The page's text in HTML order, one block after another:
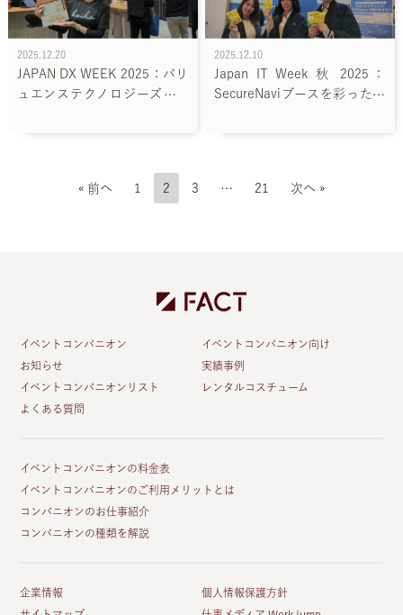
2025.12.20
JAPAN DX WEEK 2025：バリ
ュエンステクノロジーズのAI
2025.12.10
Japan IT Week 秋 2025：
SecureNaviブースを彩った株
« 前へ 1 2 3 … 21 次へ »
イベントコンパニオン
イベントコンパニオン向け
お知らせ
実績事例
イベントコンパニオンリスト
レンタルコスチューム
よくある質問
イベントコンパニオンの料金表
イベントコンパニオンのご利用メリットとは
コンパニオンのお仕事紹介
コンパニオンの種類を解説
企業情報
個人情報保護方針